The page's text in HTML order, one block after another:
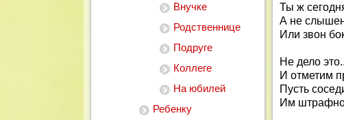
Внучке
Родственнице
Подруге
Коллеге
На юбилей
Ребенку
Ты ж
А не
Или звон
Не дело
И отметим
Пусть
Им